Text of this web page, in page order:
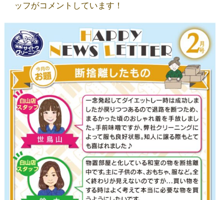
ブログ
お問い合わせ
代表あいさつ
法人クリーニング｜業者向けクリーニング
ッフがコメントしています！